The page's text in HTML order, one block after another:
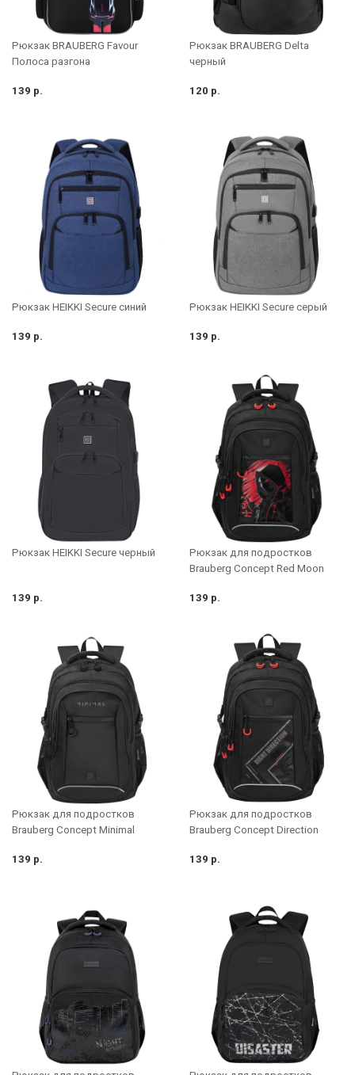
Рюкзак BRAUBERG Favour
Полоса разгона
139 р.
Рюкзак BRAUBERG Delta
черный
120 р.
Рюкзак HEIKKI Secure синий
139 р.
Рюкзак HEIKKI Secure серый
139 р.
Рюкзак HEIKKI Secure черный
139 р.
Рюкзак для подростков
Brauberg Concept Red Moon
139 р.
Рюкзак для подростков
Brauberg Concept Minimal
139 р.
Рюкзак для подростков
Brauberg Concept Direction
139 р.